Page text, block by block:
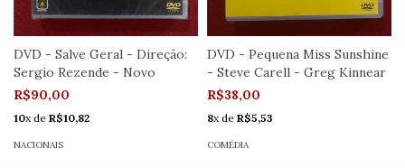
DVD - Salve Geral - Direção:
Sergio Rezende - Novo
R$90,00
10x de R$10,82
NACIONAIS
DVD - Pequena Miss Sunshine
- Steve Carell - Greg Kinnear
R$38,00
8x de R$5,53
COMÉDIA